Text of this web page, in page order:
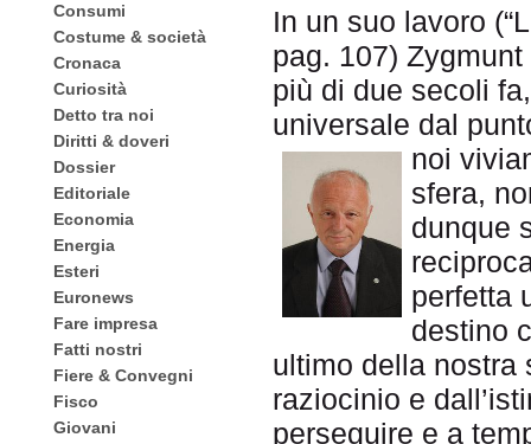
Consumi
Costume & società
Cronaca
Curiosità
Detto tra noi
Diritti & doveri
Dossier
Editoriale
Economia
Energia
Esteri
Euronews
Fare impresa
Fatti nostri
Fiere & Convegni
Fisco
Giovani
In un suo lavoro
pag. 107)
più di due secoli
universale dal
noi
sfera,
dunque
perfetta
destino
ultimo della nostra
raziocinio e
perseguire e a